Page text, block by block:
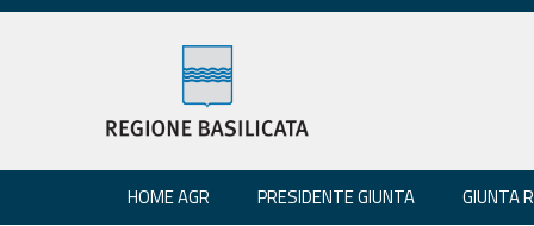
HOME AGR PRESIDENTE GIUNTA GIUNTA